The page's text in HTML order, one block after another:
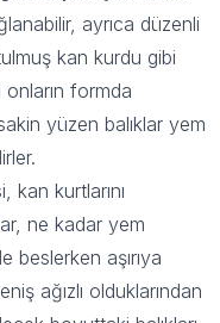
ayrıca düzenli
kan kurdu gibi
formda
yüzen balıklar yem
kan kurtlarını
ne kadar yem
beslerken aşırıya
ağızlı olduklarından